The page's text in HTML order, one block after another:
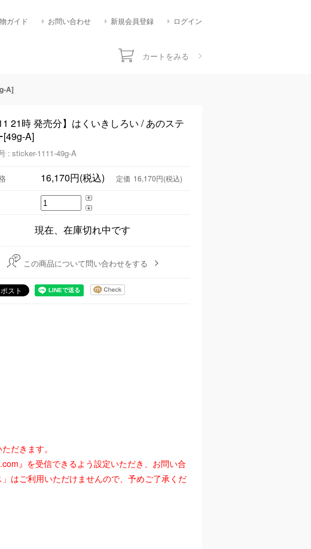
ガイド お問い合わせ 新規会員登録 ログイン
カートをみる
A]
11 21時 発売分】はくいきしろい / あのステ
[49g-A]
: sticker-1111-49g-A
16,170円(税込) 定価 16,170円(税込)
現在、在庫切れ中です
この商品について問い合わせをする
だきます。
』を受信できるよう設定いただき、お問い合
はご利用いただけませんので、予めご了承くだ